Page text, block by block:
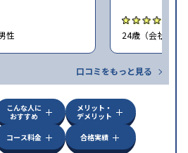
性 24歳（会社員<
口コミをもっと見る
こんな人に
おすすめ
メリット・
デメリット
コース料金 合格実績